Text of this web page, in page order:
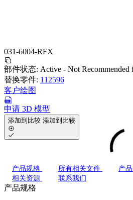
031-6004-RFX
部件状态: Active - Not Recommended
替换零件: 112596
客户绘图
申请 3D 模型
添加到比较 添加到比较
产品规格 所有相关文件 产
相关资源
联系我们
产品规格